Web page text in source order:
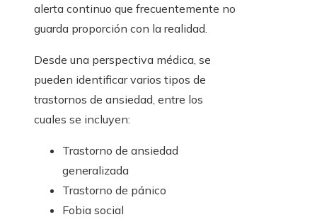
alerta continuo que frecuentemente no
guarda proporción con la realidad.
Desde una perspectiva médica, se
pueden identificar varios tipos de
trastornos de ansiedad, entre los
cuales se incluyen:
Trastorno de ansiedad
generalizada
Trastorno de pánico
Fobia social